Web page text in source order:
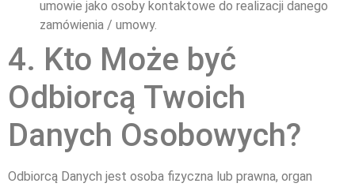
umowie jako osoby kontaktowe do realizacji danego
zamówienia / umowy.
4. Kto Może być
Odbiorcą Twoich
Danych Osobowych?
Odbiorcą Danych jest osoba fizyczna lub prawna, organ